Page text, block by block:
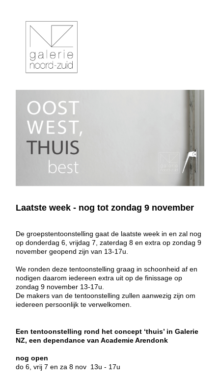
Laatste week - nog tot zondag 9 november
De groepstentoonstelling gaat de laatste week in en zal nog
op donderdag 6, vrijdag 7, zaterdag 8 en extra op zondag 9
november geopend zijn van 13-17u.
We ronden deze tentoonstelling graag in schoonheid af en
nodigen daarom iedereen extra uit op de finissage op
zondag 9 november 13-17u.
De makers van de tentoonstelling zullen aanwezig zijn om
iedereen persoonlijk te verwelkomen.
Een tentoonstelling rond het concept ‘thuis’ in Galerie
NZ, een dependance van Academie Arendonk
nog open
do 6, vrij 7 en za 8 nov 13u - 17u